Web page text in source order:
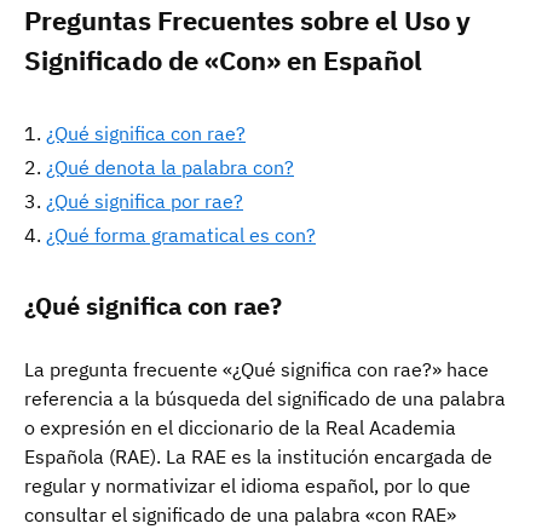
Preguntas Frecuentes sobre el Uso y
Significado de «Con» en Español
¿Qué significa con rae?
¿Qué denota la palabra con?
¿Qué significa por rae?
¿Qué forma gramatical es con?
¿Qué significa con rae?
La pregunta frecuente «¿Qué significa con rae?» hace
referencia a la búsqueda del significado de una palabra
o expresión en el diccionario de la Real Academia
Española (RAE). La RAE es la institución encargada de
regular y normativizar el idioma español, por lo que
consultar el significado de una palabra «con RAE»